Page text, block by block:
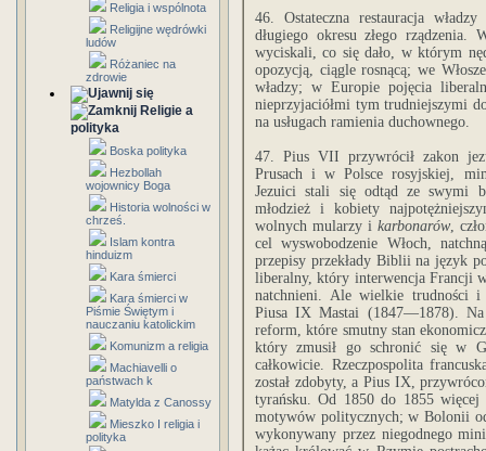
Religia i wspólnota
Religijne wędrówki
ludów
Różaniec na
zdrowie
Religie a
polityka
Boska polityka
Hezbollah
wojownicy Boga
Historia wolności w
chrześ.
Islam kontra
hinduizm
Kara śmierci
Kara śmierci w
Piśmie Świętym i
nauczaniu katolickim
Komunizm a religia
Machiavelli o
państwach k
Matylda z Canossy
Mieszko I religia i
polityka
46. Ostateczna restauracja
długiego okresu złego
wyciskali, co się dało, w którym
opozycją, ciągle rosnącą; we
władzy; w Europie pojęcia
nieprzyjaciółmi tym trudniejszymi
na usługach ramienia duchownego.
47. Pius VII przywrócił zakon
Prusach i w Polsce rosyjskiej,
Jezuici stali się odtąd ze swymi
młodzież i kobiety
wolnych mularzy i karbonarów,
cel wyswobodzenie Włoch,
przepisy przekłady Biblii na język
liberalny, który interwencja Francji
natchnieni. Ale wielkie trudności i
Piusa IX Mastai (1847—1878). Na
reform, które smutny stan
który zmusił go schronić się w
całkowicie. Rzeczpospolita
został zdobyty, a Pius IX,
tyrańsku. Od 1850 do 1855
motywów politycznych; w Bolonii
wykonywany przez niegodnego